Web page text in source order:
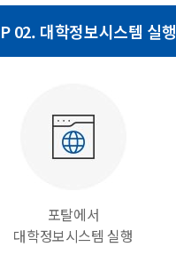
02. 대학정보시스템 실행
포탈에서
대학정보시스템 실행